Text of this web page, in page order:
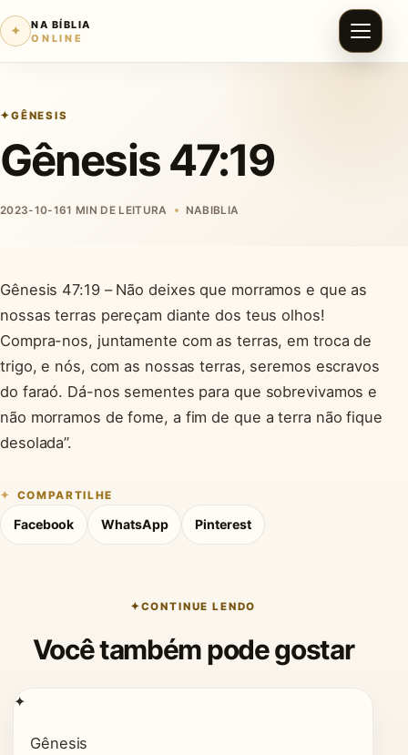
✦
NA BÍBLIA
ONLINE
GÊNESIS
Gênesis 47:19
2023-10-161 MIN DE LEITURA NABIBLIA
Gênesis 47:19 – Não deixes que morramos e que as
nossas terras pereçam diante dos teus olhos!
Compra-nos, juntamente com as terras, em troca de
trigo, e nós, com as nossas terras, seremos escravos
do faraó. Dá-nos sementes para que sobrevivamos e
não morramos de fome, a fim de que a terra não fique
desolada”.
COMPARTILHE
Facebook WhatsApp Pinterest
CONTINUE LENDO
Você também pode gostar
✦
Gênesis